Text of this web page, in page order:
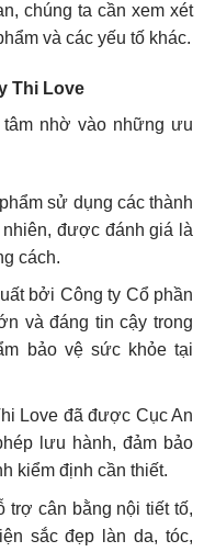
chúng ta cần xem xét
và các yếu tố khác.
Thi Love
nhờ vào những ưu
sử dụng các thành
được đánh giá là
cách.
bởi Công ty Cổ phần
và đáng tin cậy trong
bảo vệ sức khỏe tại
Love đã được Cục An
lưu hành, đảm bảo
kiểm định cần thiết.
trợ cân bằng nội tiết tố,
sắc đẹp làn da, tóc,